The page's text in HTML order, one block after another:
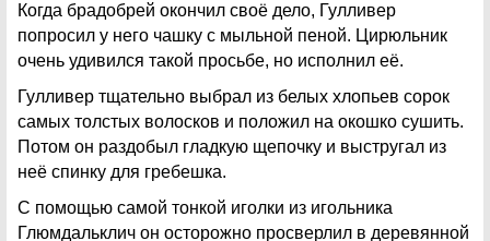
Когда брадобрей окончил своё дело, Гулливер
попросил у него чашку с мыльной пеной. Цирюльник
очень удивился такой просьбе, но исполнил её.
Гулливер тщательно выбрал из белых хлопьев сорок
самых толстых волосков и положил на окошко сушить.
Потом он раздобыл гладкую щепочку и выстругал из
неё спинку для гребешка.
С помощью самой тонкой иголки из игольника
Глюмдальклич он осторожно просверлил в деревянной